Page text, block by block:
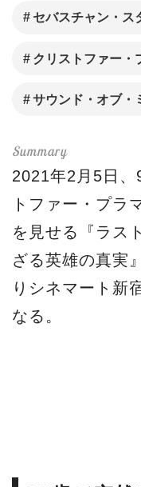
セバスチャン・ス
クリストファー・
サウンド・オブ・
2021年2月5日、
トファー・プラ
を見せる『ラス
ざる英雄の真実
りシネマート新
なる。